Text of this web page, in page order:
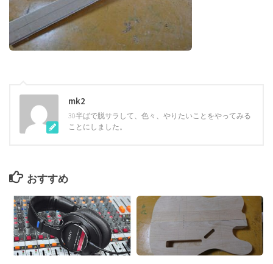
mk2
30半ばで脱サラして、色々、やりたいことをやってみる
ことにしました。
おすすめ